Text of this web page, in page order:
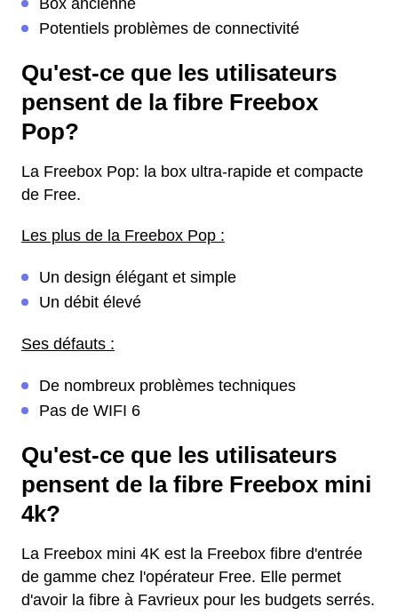
Box ancienne
Potentiels problèmes de connectivité
Qu'est-ce que les utilisateurs
pensent de la fibre Freebox
Pop?
La Freebox Pop: la box ultra-rapide et compacte
de Free.
Les plus de la Freebox Pop :
Un design élégant et simple
Un débit élevé
Ses défauts :
De nombreux problèmes techniques
Pas de WIFI 6
Qu'est-ce que les utilisateurs
pensent de la fibre Freebox mini
4k?
La Freebox mini 4K est la Freebox fibre d'entrée
de gamme chez l'opérateur Free. Elle permet
d'avoir la fibre à Favrieux pour les budgets serrés.